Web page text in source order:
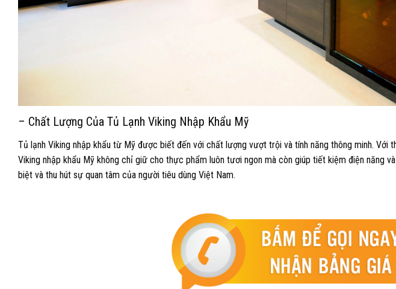
– Chất Lượng Của Tủ Lạnh Viking Nhập Khẩu Mỹ
Tủ lạnh Viking nhập khẩu từ Mỹ được biết đến với chất lượng vượt trội và tính năng thông minh. Với
Viking nhập khẩu Mỹ không chỉ giữ cho thực phẩm luôn tươi ngon mà còn giúp tiết kiệm điện năng
biệt và thu hút sự quan tâm của người tiêu dùng Việt Nam.